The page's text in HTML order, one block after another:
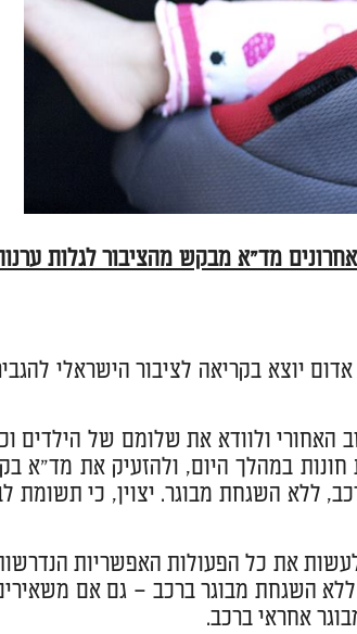
מד"א מבקש מהציבור לגלות
יוצא בקריאה לציבור הישראלי
האחורי ולוודא את שלומם של הילדים
במהלך היום, ולהזעיק את מד"א
הרכב, ללא השגחת מבוגר. יצוין, כי תשומת
את כל הפעולות האפשריות
ללא השגחת מבוגר ברכב – גם אם
אחראי ברכב.